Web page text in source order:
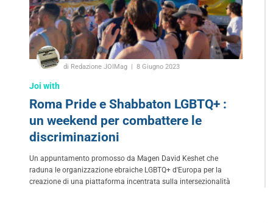
di Redazione JOIMag 8 Giugno 2023
Joi with
Roma Pride e Shabbaton LGBTQ+ :
un weekend per combattere le
discriminazioni
Un appuntamento promosso da Magen David Keshet che
raduna le organizzazione ebraiche LGBTQ+ d'Europa per la
creazione di una piattaforma incentrata sulla intersezionalità